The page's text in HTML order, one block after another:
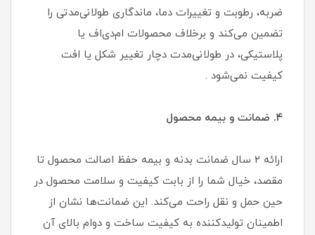
ضربه، رطوبت و تغییرات دما، ماندگاری طولانی‌مدتی را
تضمین می‌کند و برخلاف محصولات ام‌دی‌اف یا
پلاستیکی، در طولانی‌مدت دچار تغییر شکل یا افت
کیفیت نمی‌شود .
۴. ضمانت و بیمه محصول
ارائه ۲ سال ضمانت بدنه و بیمه حفظ اصالت محصول تا
مقصد، خیال شما را از بابت کیفیت و سلامت محصول در
حین حمل و نقل راحت می‌کند. این ضمانت‌ها نشان از
اطمینان تولیدکننده به کیفیت ساخت و دوام بالای آن